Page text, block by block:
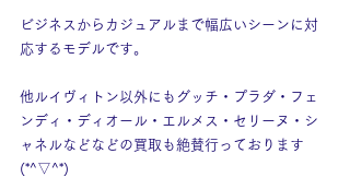
ビジネスからカジュアルまで幅広いシーンに対
応するモデルです。
他ルイヴィトン以外にもグッチ・プラダ・フェ
ンディ・ディオール・エルメス・セリーヌ・シ
ャネルなどなどの買取も絶賛行っております
(*^▽^*)